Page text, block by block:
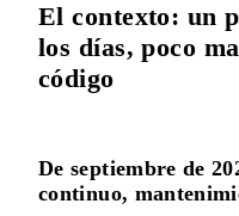
El contexto: un
los días, poco
código
De septiembre de
continuo,